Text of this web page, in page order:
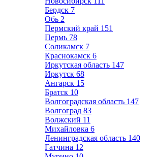
Бердск 7
Обь 2
Пермский край 151
Пермь 78
Соликамск 7
Краснокамск 6
Иркутская область 147
Иркутск 68
Ангарск 15
Братск 10
Волгоградская область 147
Волгоград 83
Волжский 11
Михайловка 6
Ленинградская область 140
Гатчина 12